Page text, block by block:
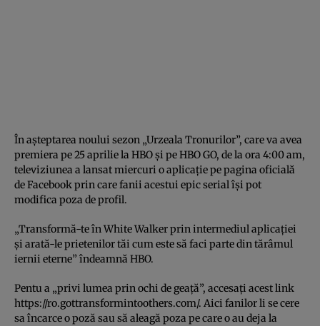
În aşteptarea noului sezon „Urzeala Tronurilor”, care va avea
premiera pe 25 aprilie la HBO şi pe HBO GO, de la ora 4:00 am,
televiziunea a lansat miercuri o aplicaţie pe pagina oficială
de Facebook prin care fanii acestui epic serial îşi pot
modifica poza de profil.
„Transformă-te în White Walker prin intermediul aplicaţiei
şi arată-le prietenilor tăi cum este să faci parte din tărâmul
iernii eterne” îndeamnă HBO.
Pentu a „privi lumea prin ochi de geaţă”, accesaţi acest link
https://ro.gottransformintoothers.com/. Aici fanilor li se cere
sa încarce o poză sau să aleagă poza pe care o au deja la